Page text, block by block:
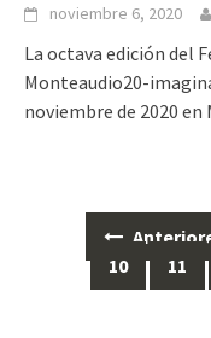
noviembre 6, 2020
La octava edición del
Monteaudio20-
noviembre de 2020 en
10
11